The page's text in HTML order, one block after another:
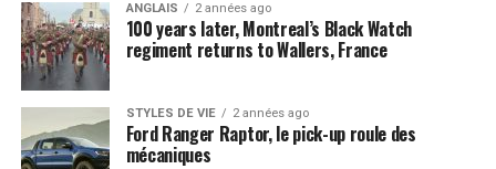
ANGLAIS 2 années ago
100 years later, Montreal’s Black Watch
regiment returns to Wallers, France
STYLES DE VIE 2 années ago
Ford Ranger Raptor, le pick-up roule des
mécaniques